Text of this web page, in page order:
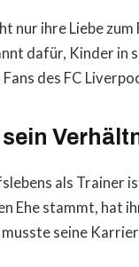
nur ihre Liebe
dafür, Kinder in
des FC
als Trainer
Ehe stammt, hat
seine